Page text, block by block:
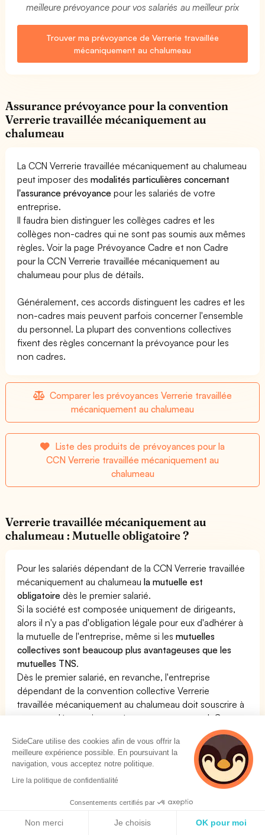
meilleure prévoyance pour vos salariés au meilleur prix
Trouver ma prévoyance de Verrerie travaillée
mécaniquement au chalumeau
Assurance prévoyance pour la convention
Verrerie travaillée mécaniquement au
chalumeau
La CCN Verrerie travaillée mécaniquement au chalumeau
peut imposer desmodalités particulières concernant
l'assurance prévoyance pour les salariés de votre
entreprise.
Il faudra bien distinguer les collèges cadres et les
collèges non-cadres qui ne sont pas soumis aux mêmes
règles. Voir la page Prévoyance Cadre et non Cadre
pour la CCN Verrerie travaillée mécaniquement au
chalumeau pour plus de détails.
Généralement, ces accords distinguent les cadres et les
non-cadres mais peuvent parfois concerner l'ensemble
du personnel. La plupart des conventions collectives
fixent des règles concernant la prévoyance pour les
non cadres.
Comparer les prévoyances Verrerie travaillée
mécaniquement au chalumeau
Liste des produits de prévoyances pour la
CCN Verrerie travaillée mécaniquement au
chalumeau
Verrerie travaillée mécaniquement au
chalumeau : Mutuelle obligatoire ?
Pour les salariés dépendant de la CCN Verrerie travaillée
mécaniquement au chalumeaula mutuelle est
obligatoire dès le premier salarié.
Si la société est composée uniquement de dirigeants,
alors il n'y a pas d'obligation légale pour eux d'adhérer à
la mutuelle de l'entreprise, même si lesmutuelles
collectives sont beaucoup plus avantageuses que les
mutuelles TNS.
Dès le premier salarié, en revanche, l'entreprise
dépendant de la convention collective Verrerie
travaillée mécaniquement au chalumeau doit souscrire à
une complémentaire santé pour son personnel. Cette
mutuelle doit respecter des critères bien particuliers
définis dans la convention collective.
Voir notre page dédiée à la mutuelle pour la CCN
Verrerie travaillée mécaniquement au chalumeau
La Mutuelle est obligatoire pour la convention collective
Verrerie travaillée mécaniquement au chalumeau : OUI
SideCare utilise des cookies afin de vous offrir la
meilleure expérience possible. En poursuivant la
navigation, vous acceptez notre politique.
Lire la politique de confidentialité
Consentements certifiés par
Non merci Je choisis OK pour moi